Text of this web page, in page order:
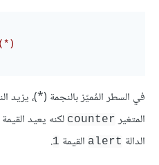
في السطر المُميّز بالنجمة (*)، يزيد
المتغير counter لكنه يعيد
الدالة alert القيمة 1
.